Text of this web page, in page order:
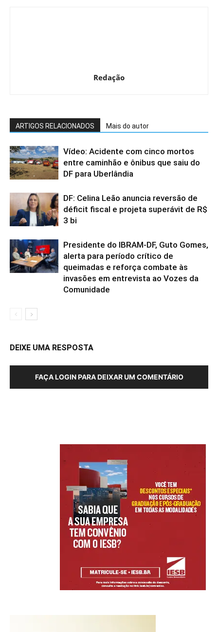
Redação
ARTIGOS RELACIONADOS Mais do autor
Vídeo: Acidente com cinco mortos
entre caminhão e ônibus que saiu do
DF para Uberlândia
DF: Celina Leão anuncia reversão de
déficit fiscal e projeta superávit de R$
3 bi
Presidente do IBRAM-DF, Guto Gomes,
alerta para período crítico de
queimadas e reforça combate às
invasões em entrevista ao Vozes da
Comunidade
DEIXE UMA RESPOSTA
FAÇA LOGIN PARA DEIXAR UM COMENTÁRIO